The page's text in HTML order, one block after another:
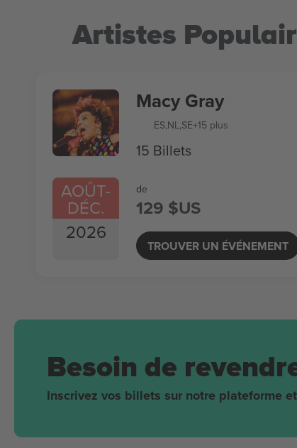
Artistes
AOÛT-
DÉC.
2026
Macy Gray
ES,NL,SE+15 plus
15 Billets
de
129 $US
TROUVER UN ÉVÉNEMENT
Besoin de
Inscrivez vos billets sur notre plateforme